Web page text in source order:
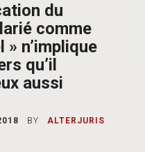
du
comme
n’implique
qu’il
aussi
BY
ALTERJURIS